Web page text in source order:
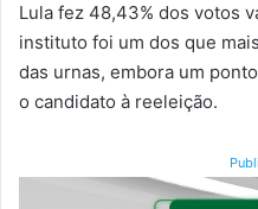
Lula fez 48,43% dos votos
instituto foi um dos que
das urnas, embora um
o candidato à reeleição.